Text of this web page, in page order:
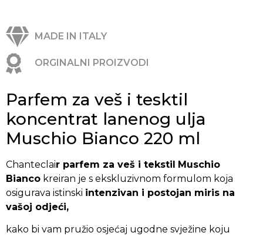
MADE IN ITALY
ORGINALNI PROIZVODI
Parfem za veš i tesktil
koncentrat lanenog ulja
Muschio Bianco 220 ml
Chanteclair parfem za veš i tekstil Muschio
Bianco kreiran je s ekskluzivnom formulom koja
osigurava istinski intenzivan i postojan miris na
vašoj odjeći,
kako bi vam pružio osjećaj ugodne svježine koju